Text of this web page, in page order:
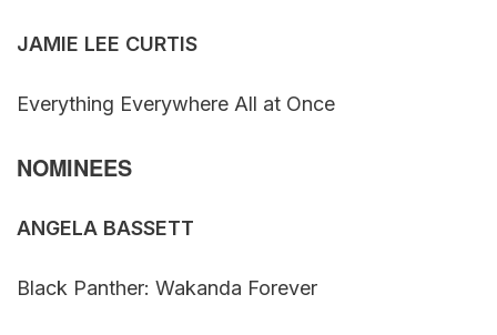
JAMIE LEE CURTIS
Everything Everywhere All at Once
NOMINEES
ANGELA BASSETT
Black Panther: Wakanda Forever